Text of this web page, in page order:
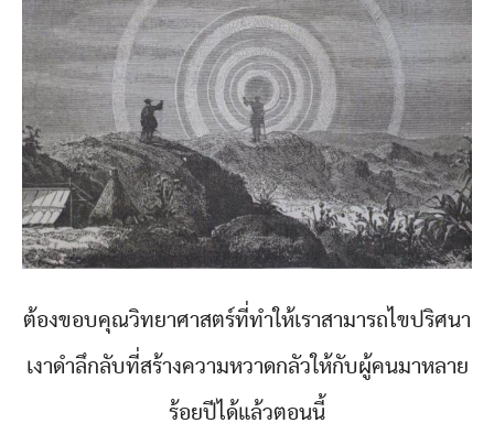
ต้องขอบคุณวิทยาศาสตร์ที่ทำให้เราสามารถไขปริศนา
เงาดำลึกลับที่สร้างความหวาดกลัวให้กับผู้คนมาหลาย
ร้อยปีได้แล้วตอนนี้